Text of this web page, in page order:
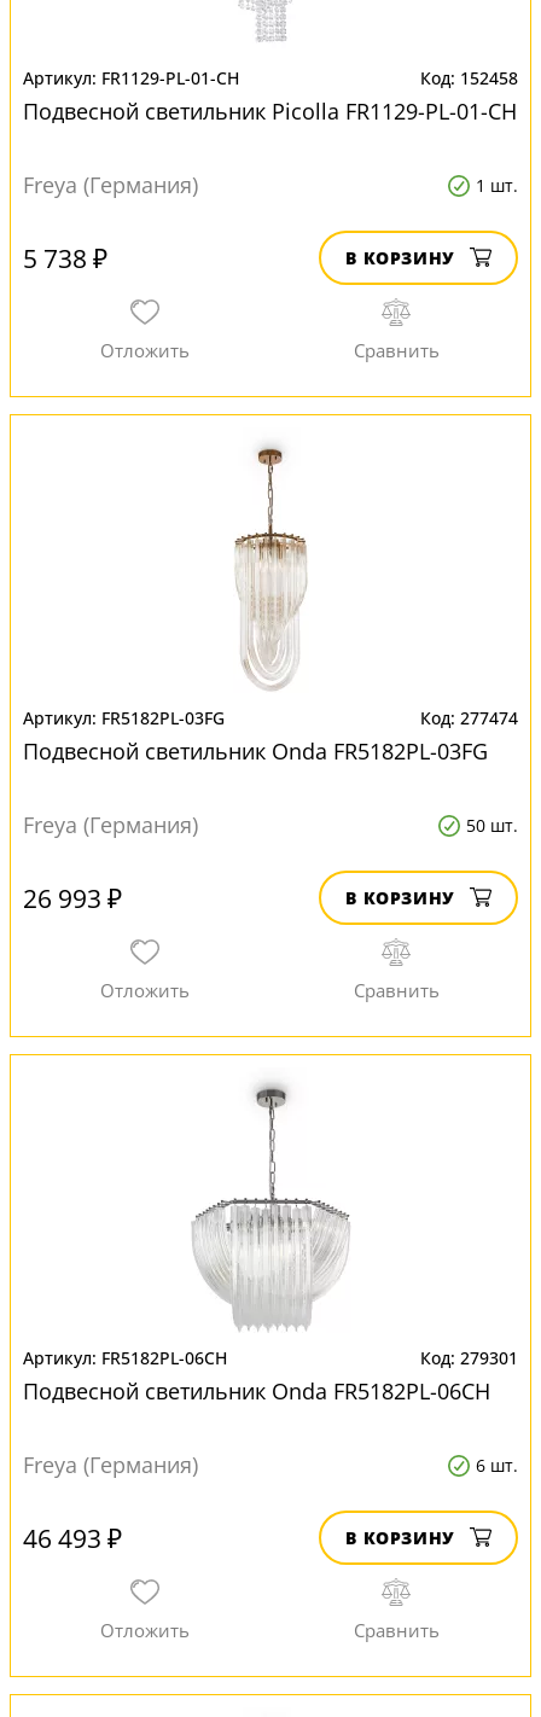
FR1129-PL-01-CH 152458
Подвесной светильник Picolla FR1129-PL-01-CH
Freya (Германия) 1 шт.
5 738 ₽ В КОРЗИНУ
FR5182PL-03FG 277474
Подвесной светильник Onda FR5182PL-03FG
Freya (Германия) 50 шт.
26 993 ₽ В КОРЗИНУ
FR5182PL-06CH 279301
Подвесной светильник Onda FR5182PL-06CH
Freya (Германия) 6 шт.
46 493 ₽ В КОРЗИНУ